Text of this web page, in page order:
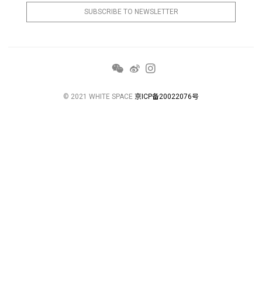
© 2021 WHITE SPACE 京ICP备20022076号